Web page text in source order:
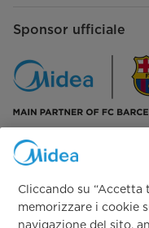
Sponsor ufficiale
Seguici su:
Cliccando su
memorizzare i cookie
navigazione del sito,